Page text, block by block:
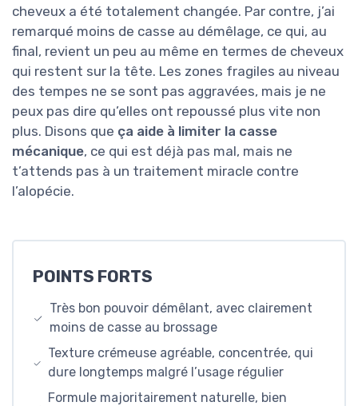
cheveux a été totalement changée. Par contre, j’ai
remarqué moins de casse au démêlage, ce qui, au
final, revient un peu au même en termes de cheveux
qui restent sur la tête. Les zones fragiles au niveau
des tempes ne se sont pas aggravées, mais je ne
peux pas dire qu’elles ont repoussé plus vite non
plus. Disons que ça aide à limiter la casse
mécanique, ce qui est déjà pas mal, mais ne
t’attends pas à un traitement miracle contre
l’alopécie.
POINTS FORTS
Très bon pouvoir démêlant, avec clairement
moins de casse au brossage
Texture crémeuse agréable, concentrée, qui
dure longtemps malgré l’usage régulier
Formule majoritairement naturelle, bien